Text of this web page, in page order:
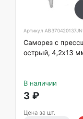
Артикул
Саморез с
острый, 4,2х13
В наличии
3 ₽
Цена за шт.